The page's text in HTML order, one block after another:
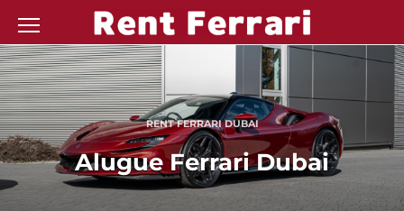
content
RENT FERRARI DUBAI
Alugue Ferrari Dubai